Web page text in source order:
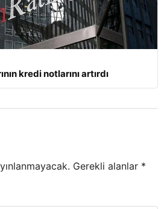
kredi notlarını artırdı
Gerekli alanlar *